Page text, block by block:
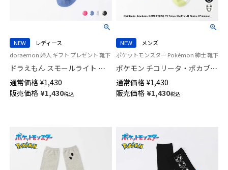
NEW
レディース
doraemon 婦人 ギフト プレゼント 靴下
ドラえもん スモールライト シ
アー クルー丈 カジュアル ソッ
クス レディース 日本製
03297125
通常価格 ¥1,430
販売価格 ¥1,430税込
NEW
メンズ
ポケットモンスター Pokémon 紳士 靴下
ポケモン チコリータ・ポカブ・
ワニノコ プリント クルー丈 カ
ジュアル ソックス メンズ
02432113
通常価格 ¥1,430
販売価格 ¥1,430税込